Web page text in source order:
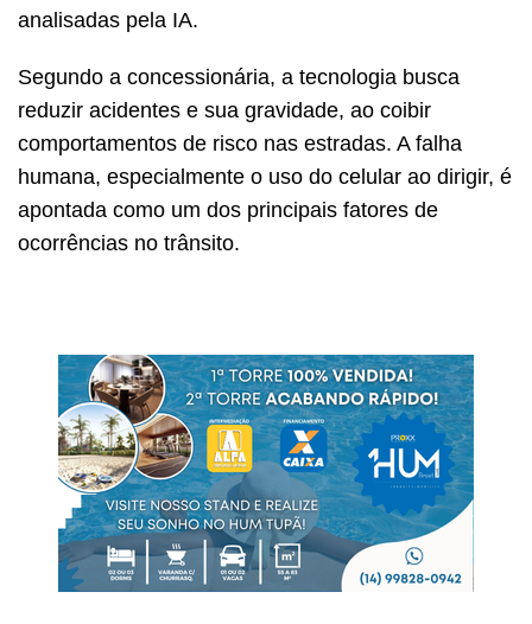
analisadas pela IA.
Segundo a concessionária, a tecnologia busca
reduzir acidentes e sua gravidade, ao coibir
comportamentos de risco nas estradas. A falha
humana, especialmente o uso do celular ao dirigir, é
apontada como um dos principais fatores de
ocorrências no trânsito.